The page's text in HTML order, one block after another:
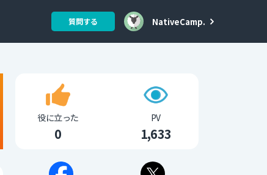
質問する NativeCamp.
役に立った
0
PV
1,633